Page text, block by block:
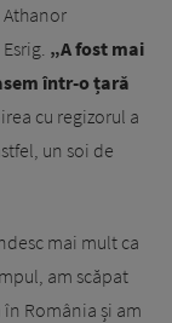
„A fost mai
într-o țară
cu regizorul a
un soi de
mai mult ca
am scăpat
România și am